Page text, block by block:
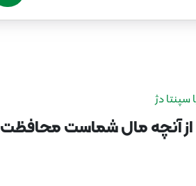
سپنتا دژ
از آنچه مال شماست محافظت